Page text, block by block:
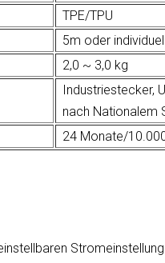
TPE/TPU
5m oder individuell
2,0 ~ 3,0 kg
Industriestecker,
nach Nationalem
24 Monate/